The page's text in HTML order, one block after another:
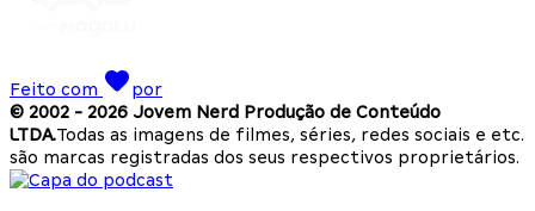
Feito com
por
© 2002 - 2026 Jovem Nerd Produção de Conteúdo
LTDA.Todas as imagens de filmes, séries, redes sociais e etc.
são marcas registradas dos seus respectivos proprietários.